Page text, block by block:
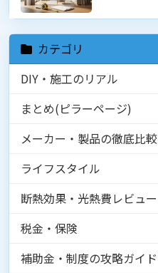
カテゴリ
DIY・施工のリアル
まとめ(ピラーページ)
メーカー・製品の徹底比較
ライフスタイル
断熱効果・光熱費レビュー
税金・保険
補助金・制度の攻略ガイド